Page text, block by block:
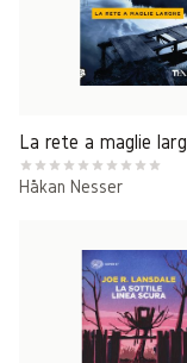
La rete a maglie
Håkan Nesser